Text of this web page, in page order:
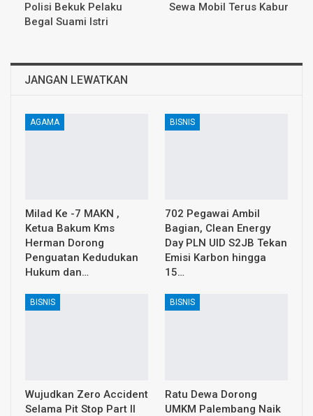
Polisi Bekuk Pelaku
Begal Suami Istri
Sewa Mobil Terus Kabur
JANGAN LEWATKAN
AGAMA
Milad Ke -7 MAKN ,
Ketua Bakum Kms
Herman Dorong
Penguatan Kedudukan
Hukum dan…
BISNIS
702 Pegawai Ambil
Bagian, Clean Energy
Day PLN UID S2JB Tekan
Emisi Karbon hingga
15…
BISNIS
Wujudkan Zero Accident
Selama Pit Stop Part II
BISNIS
Ratu Dewa Dorong
UMKM Palembang Naik